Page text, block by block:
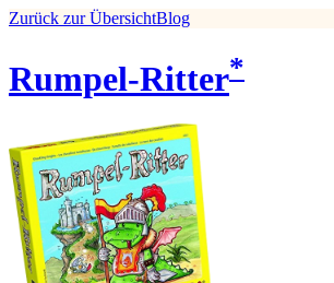
Zurück zur ÜbersichtBlog
Rumpel-Ritter*